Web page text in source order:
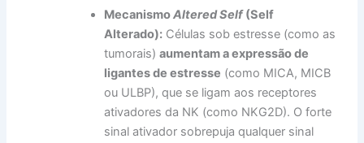
MecanismoAltered Self(Self
Alterado): Células sob estresse (como as
tumorais)aumentam a expressão de
ligantes de estresse (como MICA, MICB
ou ULBP), que se ligam aos receptores
ativadores da NK (como NKG2D). O forte
sinal ativador sobrepuja qualquer sinal